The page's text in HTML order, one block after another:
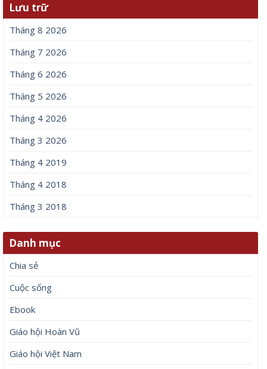
Lưu trữ
Tháng 8 2026
Tháng 7 2026
Tháng 6 2026
Tháng 5 2026
Tháng 4 2026
Tháng 3 2026
Tháng 4 2019
Tháng 4 2018
Tháng 3 2018
Danh mục
Chia sẻ
Cuộc sống
Ebook
Giáo hội Hoàn Vũ
Giáo hội Việt Nam